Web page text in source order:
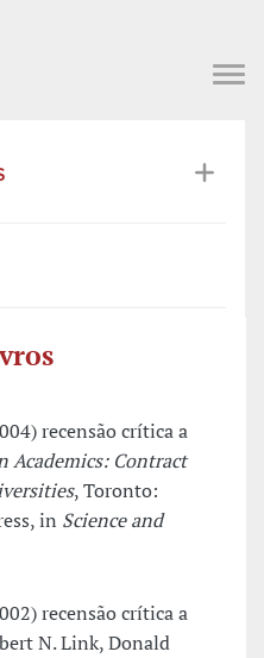
recensão crítica a
Academics: Contract
, Toronto:
in Science and
recensão crítica a
N. Link, Donald